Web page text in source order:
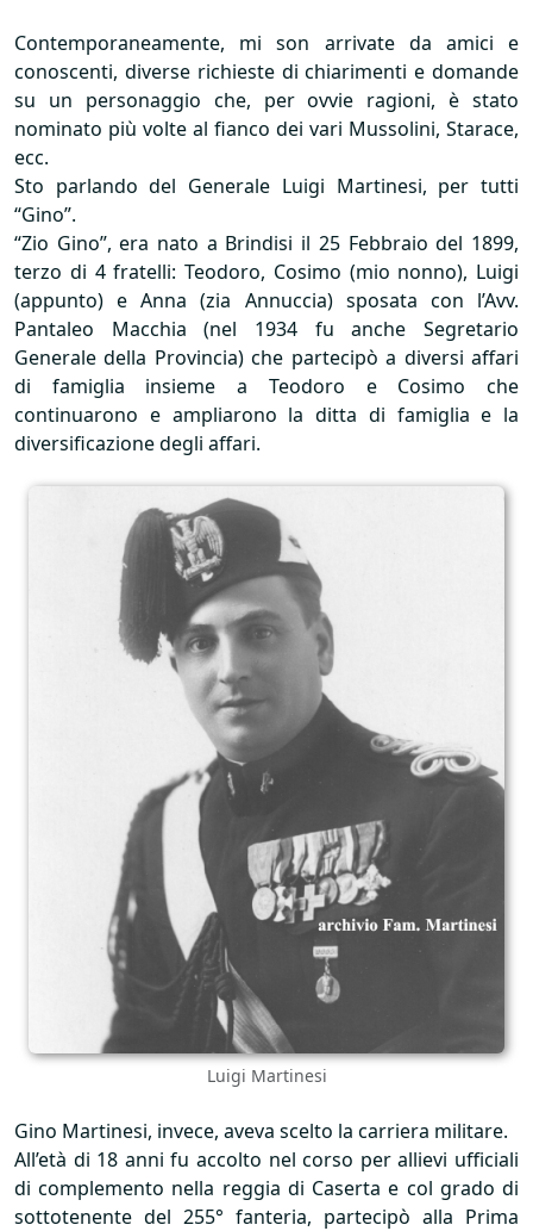
Contemporaneamente, mi son arrivate da amici e
conoscenti, diverse richieste di chiarimenti e domande
su un personaggio che, per ovvie ragioni, è stato
nominato più volte al fianco dei vari Mussolini, Starace,
ecc.
Sto parlando del Generale Luigi Martinesi, per tutti
“Gino”.
“Zio Gino”, era nato a Brindisi il 25 Febbraio del 1899,
terzo di 4 fratelli: Teodoro, Cosimo (mio nonno), Luigi
(appunto) e Anna (zia Annuccia) sposata con l’Avv.
Pantaleo Macchia (nel 1934 fu anche Segretario
Generale della Provincia) che partecipò a diversi affari
di famiglia insieme a Teodoro e Cosimo che
continuarono e ampliarono la ditta di famiglia e la
diversificazione degli affari.
Luigi Martinesi
Gino Martinesi, invece, aveva scelto la carriera militare.
All’età di 18 anni fu accolto nel corso per allievi ufficiali
di complemento nella reggia di Caserta e col grado di
sottotenente del 255° fanteria, partecipò alla Prima